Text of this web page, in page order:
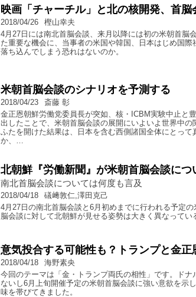
映画「チャーチル」と北の核開発、首
2018/04/26
樫山幸夫
4月27日には南北首脳会談、来月以降には初の米朝首脳
た重要な機会に、当事者の米国や韓国、日本はじめ国
落ち込んでしまう恐れはないのか。
米朝首脳会談のシナリオを予測する
2018/04/23
斎藤 彰
金正恩朝鮮労働党委員長が突如、核・ICBM実験中止と
出したことで、米朝首脳会談の展開にいよいよ世界中
ふたを開けた結果は、日本を含む西側諸国全体にとっ
か、…
北朝鮮『労働新聞』が米朝首脳会談に
南北首脳会談については何度も言及
2018/04/18
礒﨑敦仁,澤田克己
4月27日の南北首脳会談と6月初めまでに行われる予定
脳会談に対して北朝鮮が見せる姿勢は大きく異なってい
意気投合する可能性も？トランプと金正
2018/04/18
海野素央
今回のテーマは「金・トランプ両氏の相性」です。ドナ
ないし6月上旬開催予定の米朝首脳会談に強い意欲を示
味を帯びてきました。